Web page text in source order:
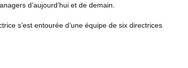
d’aujourd’hui et de demain.
s’est entourée d’une équipe de six directrices